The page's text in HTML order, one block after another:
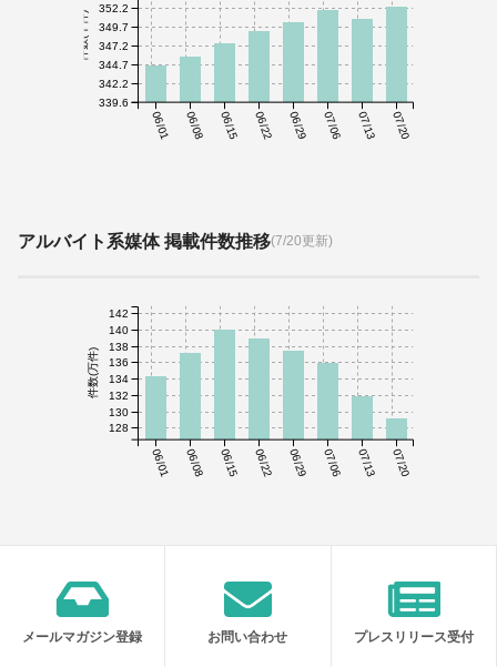
06/01 06/08 06/15 06/22 06/29 07/06 07/13 07/20
件数(千件)
339.6
342.2
344.7
347.2
349.7
352.2
アルバイト系媒体 掲載件数推移(7/20更新)
06/01 06/08 06/15 06/22 06/29 07/06 07/13 07/20
件数(万件)
128
130
132
134
136
138
140
142
メールマガジン登録 お問い合わせ プレスリリース受付